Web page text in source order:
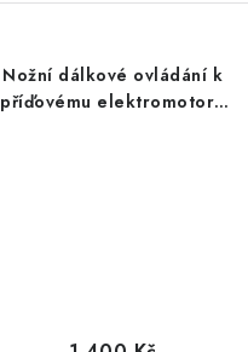
Nožní dálkové ovládání k
příďovému elektromotoru